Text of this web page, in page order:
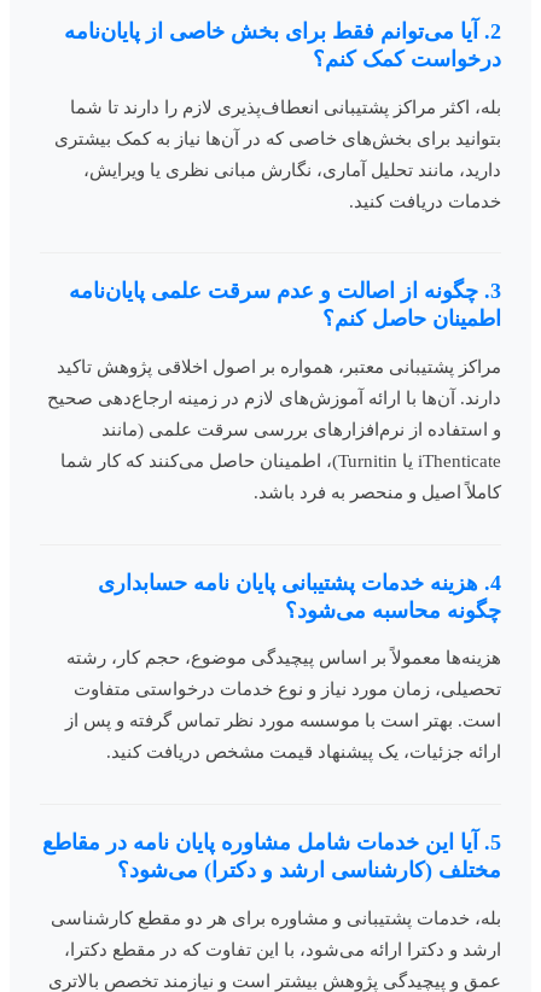
2. آیا می‌توانم فقط برای بخش خاصی از پایان‌نامه
درخواست کمک کنم؟
بله، اکثر مراکز پشتیبانی انعطاف‌پذیری لازم را دارند تا شما
بتوانید برای بخش‌های خاصی که در آن‌ها نیاز به کمک بیشتری
دارید، مانند تحلیل آماری، نگارش مبانی نظری یا ویرایش،
خدمات دریافت کنید.
3. چگونه از اصالت و عدم سرقت علمی پایان‌نامه
اطمینان حاصل کنم؟
مراکز پشتیبانی معتبر، همواره بر اصول اخلاقی پژوهش تاکید
دارند. آن‌ها با ارائه آموزش‌های لازم در زمینه ارجاع‌دهی صحیح
و استفاده از نرم‌افزارهای بررسی سرقت علمی (مانند
iThenticate یا Turnitin)، اطمینان حاصل می‌کنند که کار شما
کاملاً اصیل و منحصر به فرد باشد.
4. هزینه خدمات پشتیبانی پایان نامه حسابداری
چگونه محاسبه می‌شود؟
هزینه‌ها معمولاً بر اساس پیچیدگی موضوع، حجم کار، رشته
تحصیلی، زمان مورد نیاز و نوع خدمات درخواستی متفاوت
است. بهتر است با موسسه مورد نظر تماس گرفته و پس از
ارائه جزئیات، یک پیشنهاد قیمت مشخص دریافت کنید.
مشاوره پایان نامه در مقاطع
مختلف (کارشناسی ارشد و دکترا) می‌شود؟
بله، خدمات پشتیبانی و مشاوره برای هر دو مقطع کارشناسی
ارشد و دکترا ارائه می‌شود، با این تفاوت که در مقطع دکترا،
عمق و پیچیدگی پژوهش بیشتر است و نیازمند تخصص بالاتری